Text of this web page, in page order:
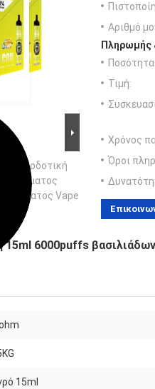
αποδοτική
Vape
Αριθμό
Πληρωμής
Τιμή:
Χρόνος
Όροι
15ml 6000puffs
15ml